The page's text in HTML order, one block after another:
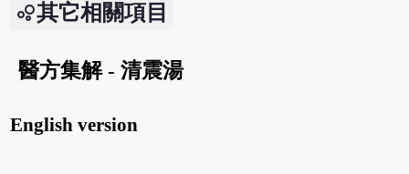
其它相關項目
醫方集解 - 清震湯
English version